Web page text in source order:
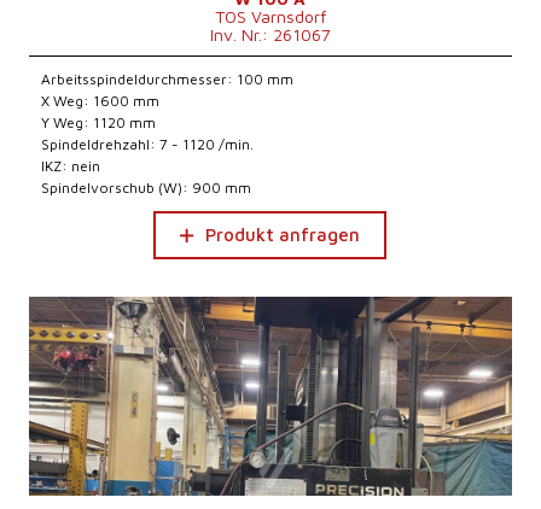
TOS Varnsdorf
Inv. Nr.: 261067
Arbeitsspindeldurchmesser: 100 mm
X Weg: 1600 mm
Y Weg: 1120 mm
Spindeldrehzahl: 7 - 1120 /min.
IKZ: nein
Spindelvorschub (W): 900 mm
Produkt anfragen